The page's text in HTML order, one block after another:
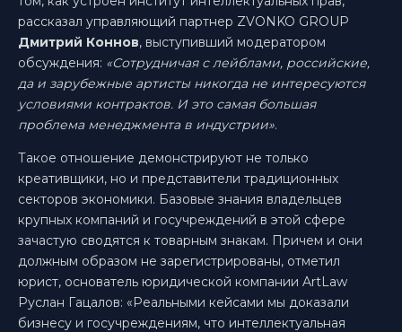
рассказал управляющий партнер ZVONKO GROUP
Дмитрий Коннов, выступивший модератором
обсуждения: «Сотрудничая с лейблами, российские,
да и зарубежные артисты никогда не интересуются
условиями контрактов. И это самая большая
проблема менеджмента в индустрии».
Такое отношение демонстрируют не только
креативщики, но и представители традиционных
секторов экономики. Базовые знания владельцев
крупных компаний и госучреждений в этой сфере
зачастую сводятся к товарным знакам. Причем и они
должным образом не зарегистрированы, отметил
юрист, основатель юридической компании ArtLaw‎
Руслан Гацалов: «Реальными кейсами мы доказали
бизнесу и госучреждениям, что интеллектуальная